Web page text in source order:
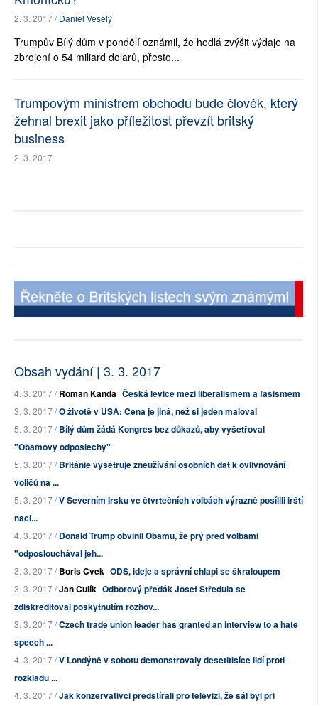
2. 3. 2017 /Daniel Veselý
Trumpův Bílý dům v pondělí oznámil, že hodlá zvýšit výdaje na
zbrojení o 54 miliard dolarů, přesto...
Trumpovým ministrem obchodu bude člověk, který
žehnal brexit jako příležitost převzít britský
business
2. 3. 2017
Obsah vydání | 3. 3. 2017
4. 3. 2017 /Roman Kanda Česká levice mezi liberalismem a fašismem
3. 3. 2017 /O životě v USA: Cena je jiná, než si jeden maloval
5. 3. 2017 /Bílý dům žádá Kongres bez důkazů, aby vyšetřoval
"Obamovy odposlechy"
5. 3. 2017 /Británie vyšetřuje zneužívání osobních dat k ovlivňování
voličů na ...
5. 3. 2017 /V Severním Irsku ve čtvrtečních volbách výrazně posílili irští
naci...
4. 3. 2017 /Donald Trump obvinil Obamu, že prý před volbami
"odposlouchával jeh...
3. 3. 2017 /Boris Cvek ODS, ideje a správní chlapi se škraloupem
3. 3. 2017 /Jan Čulík Odborový předák Josef Středula se
zdiskreditoval poskytnutím rozhov...
3. 3. 2017 /Czech trade union leader has granted an interview to a hate
speech ...
4. 3. 2017 /V Londýně v sobotu demonstrovaly desetitisíce lidí proti
rozkladu ...
4. 3. 2017 /Jak konzervativci předstírali pro televizi, že sál byl při